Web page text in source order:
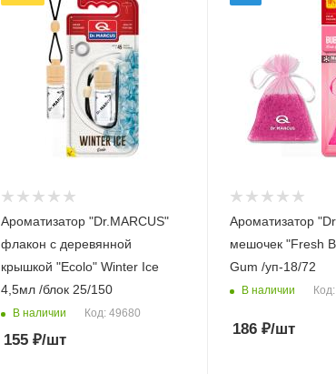
Ароматизатор "Dr.MARCUS"
флакон с деревянной
крышкой "Ecolo" Winter Ice
4,5мл /блок 25/150
В наличии Код: 49680
155 ₽/шт
Ароматизатор
мешочек "Fresh
Gum /уп-18/72
В наличии
186₽/шт